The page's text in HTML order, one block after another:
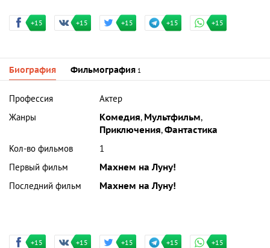
+15 +15 +15 +15 +15
Биография Фильмография 1
Профессия
Актер
Жанры
Комедия, Мультфильм,
Приключения,Фантастика
Кол-во фильмов
1
Первый фильм
Махнем на Луну!
Последний фильм
Махнем на Луну!
+15 +15 +15 +15 +15